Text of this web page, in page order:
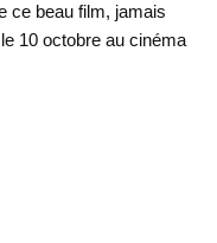
ce beau film, jamais
10 octobre au cinéma